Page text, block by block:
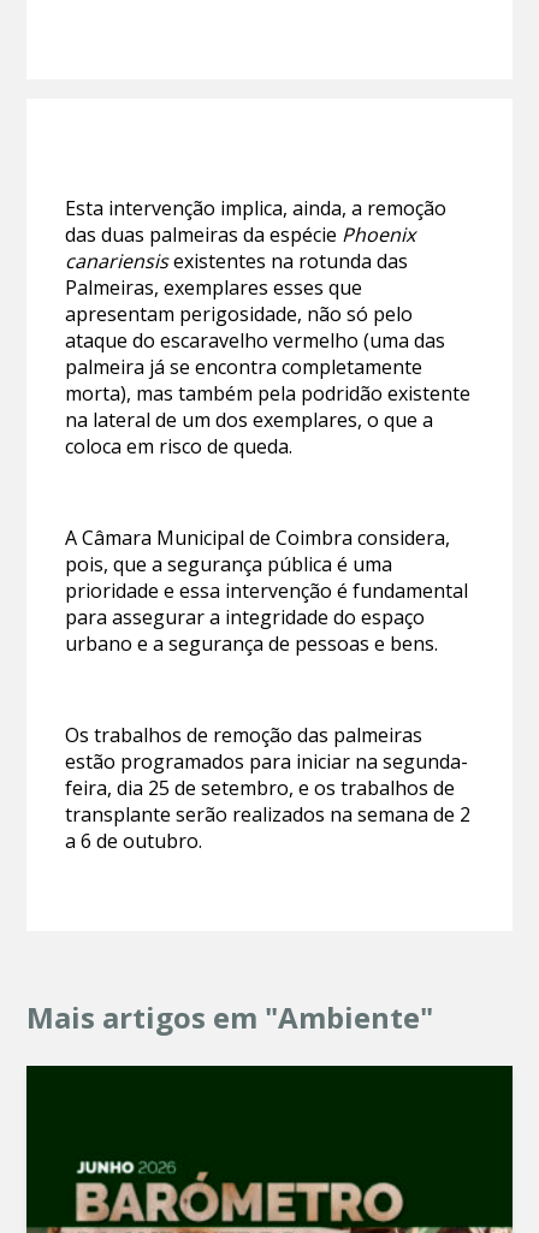
Esta intervenção implica, ainda, a remoção
das duas palmeiras da espécie Phoenix
canariensisexistentes na rotunda das
Palmeiras, exemplares esses que
apresentam perigosidade, não só pelo
ataque do escaravelho vermelho (uma das
palmeira já se encontra completamente
morta), mas também pela podridão existente
na lateral de um dos exemplares, o que a
coloca em risco de queda.
A Câmara Municipal de Coimbra considera,
pois, que a segurança pública é uma
prioridade e essa intervenção é fundamental
para assegurar a integridade do espaço
urbano e a segurança de pessoas e bens.
Os trabalhos de remoção das palmeiras
estão programados para iniciar na segunda-
feira, dia 25 de setembro, e os trabalhos de
transplante serão realizados na semana de 2
a 6 de outubro.
Mais artigos em "Ambiente"